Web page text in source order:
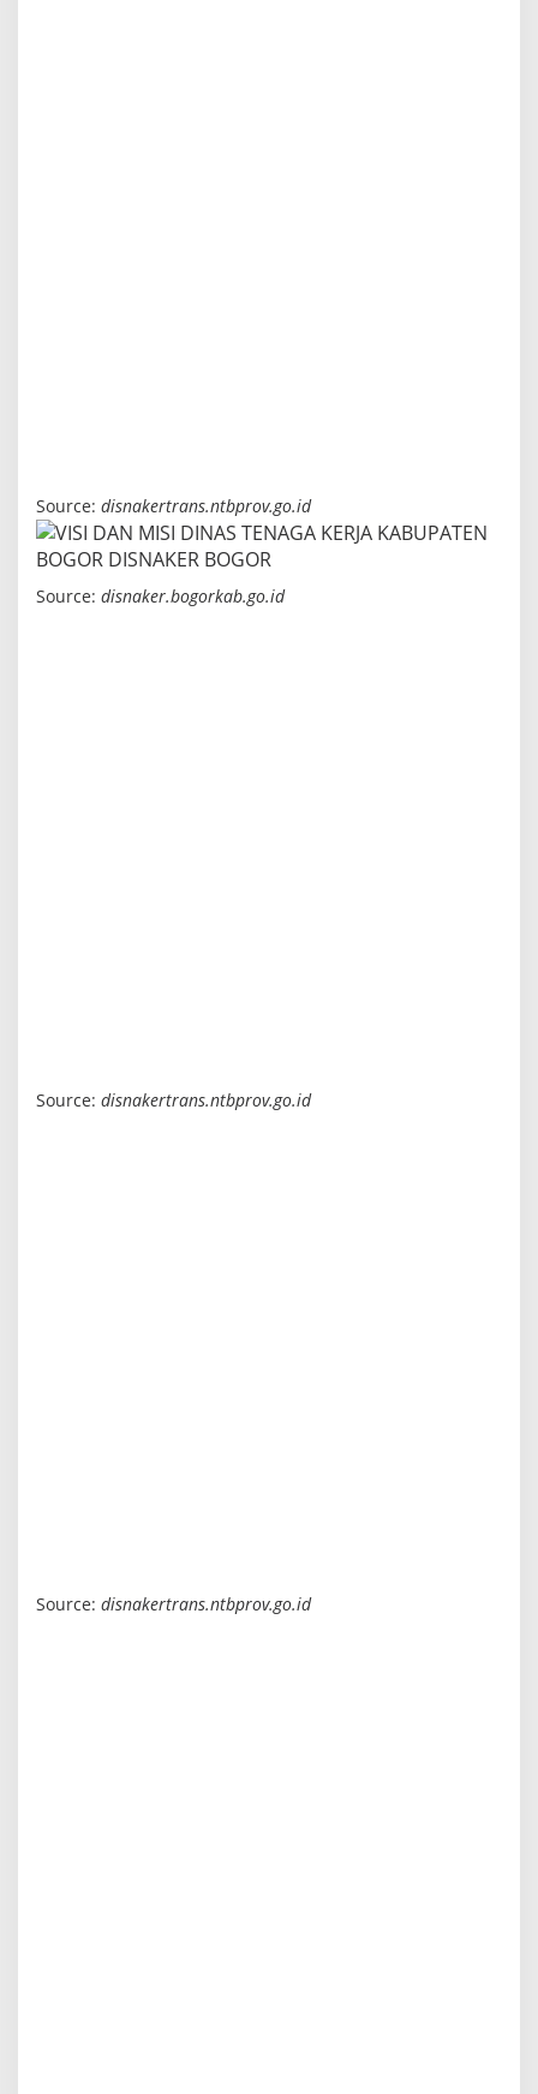
Source: disnakertrans.ntbprov.go.id
Source: disnaker.bogorkab.go.id
Source: disnakertrans.ntbprov.go.id
Source: disnakertrans.ntbprov.go.id